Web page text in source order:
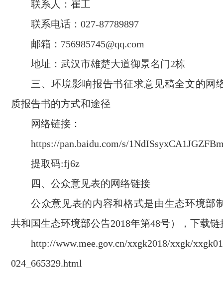
联系人：崔工
联系电话：027-87789897
邮箱：756985745@qq.com
地址：武汉市雄楚大道御景名门2栋
三、环境影响报告书征求意见稿全文的网
质报告书的方式和途径
网络链接：
https://pan.baidu.com/s/
提取码:fj6z
四、公众意见表的网络链接
公众意见表的内容和格式是由生态环境部
共和国生态环境部公告2018年第48号），下载
http://www.mee.gov.cn/xxgk2018/xxgk/
024_665329.html